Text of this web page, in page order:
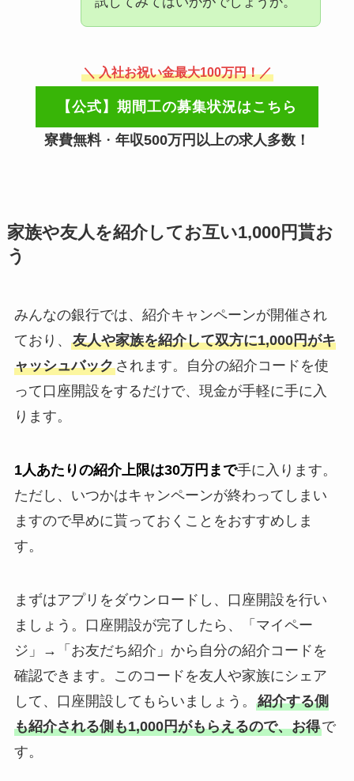
＼ 入社お祝い金最大100万円！／
【公式】期間工の募集状況はこちら
寮費無料・ 年収500万円以上の求人多数！
家族や友人を紹介してお互い1,000円貰お
う
みんなの銀行では、紹介キャンペーンが開催され
ており、 友人や家族を紹介して双方に1,000円がキ
ャッシュバックされます。自分の紹介コードを使
って口座開設をするだけで、現金が手軽に手に入
ります。
1人あたりの紹介上限は30万円まで手に入ります。
ただし、いつかはキャンペーンが終わってしまい
ますので早めに貰っておくことをおすすめしま
す。
まずはアプリをダウンロードし、口座開設を行い
ましょう。口座開設が完了したら、「マイペー
ジ」→「お友だち紹介」から自分の紹介コードを
確認できます。このコードを友人や家族にシェア
して、口座開設してもらいましょう。 紹介する側
も紹介される側も1,000円がもらえるので、お得で
す。